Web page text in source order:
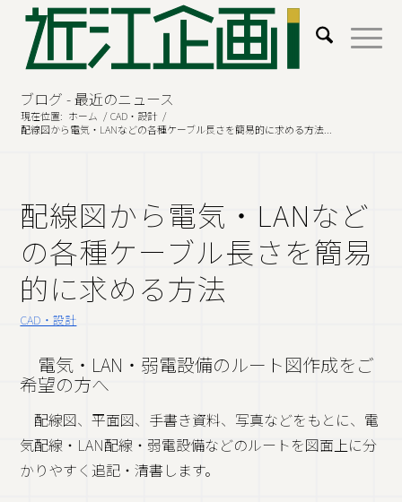
ブログ - 最近のニュース
現在位置: ホーム / CAD・設計 /
配線図から電気・LANなどの各種ケーブル長さを簡易的に求める方法...
配線図から電気・LANなど
の各種ケーブル長さを簡易
的に求める方法
CAD・設計
電気・LAN・弱電設備のルート図作成をご
希望の方へ
配線図、平面図、手書き資料、写真などをもとに、電
気配線・LAN配線・弱電設備などのルートを図面上に分
かりやすく追記・清書します。